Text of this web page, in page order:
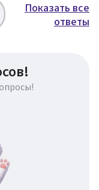
Показать все
ответы